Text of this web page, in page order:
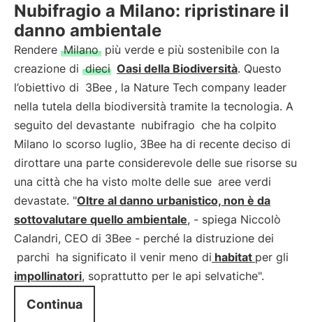
Nubifragio a Milano: ripristinare il
danno ambientale
Rendere Milano più verde e più sostenibile con la
creazione di dieci Oasi della Biodiversità. Questo
l’obiettivo di 3Bee , la Nature Tech company leader
nella tutela della biodiversità tramite la tecnologia. A
seguito del devastante nubifragio che ha colpito
Milano lo scorso luglio, 3Bee ha di recente deciso di
dirottare una parte considerevole delle sue risorse su
una città che ha visto molte delle sue aree verdi
devastate. "Oltre al danno urbanistico, non è da
sottovalutare quello ambientale, - spiega Niccolò
Calandri, CEO di 3Bee - perché la distruzione dei
parchi ha significato il venir meno di habitat per gli
impollinatori, soprattutto per le api selvatiche".
Continua